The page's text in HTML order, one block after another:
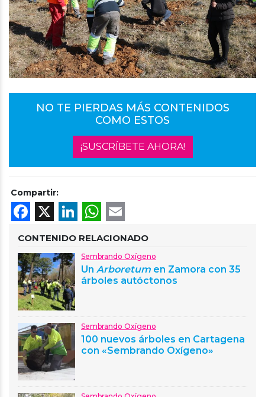
NO TE PIERDAS MÁS CONTENIDOS
COMO ESTOS
¡SUSCRÍBETE AHORA!
Compartir:
Facebook
X LinkedIn
WhatsApp
CONTENIDO RELACIONADO
Sembrando Oxígeno
Un Arboretum en Zamora con 35
árboles autóctonos
Sembrando Oxígeno
100 nuevos árboles en Cartagena
con «Sembrando Oxígeno»